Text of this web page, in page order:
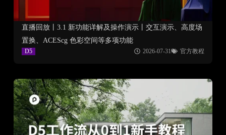
直播回放丨3.1 新功能详解及操作演示丨交互演示、高度场
置换、ACEScg 色彩空间等多项功能
D5 2026-07-31 官方教程